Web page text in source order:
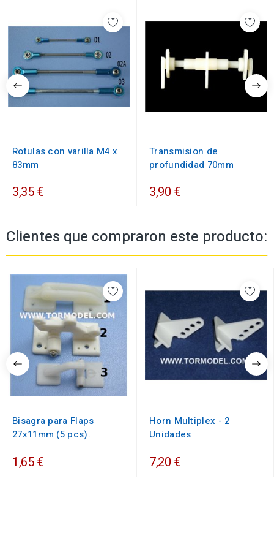
Rotulas con varilla M4 x
83mm
3,35 €
Transmision de
profundidad 70mm
3,90 €
Clientes que compraron este producto:
Bisagra para Flaps
27x11mm (5 pcs).
1,65 €
Horn Multiplex - 2
Unidades
7,20 €